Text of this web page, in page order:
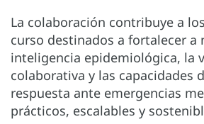
La colaboración contribuye a
curso destinados a fortalecer a
inteligencia epidemiológica, la
colaborativa y las capacidades
respuesta ante emergencias
prácticos, escalables y